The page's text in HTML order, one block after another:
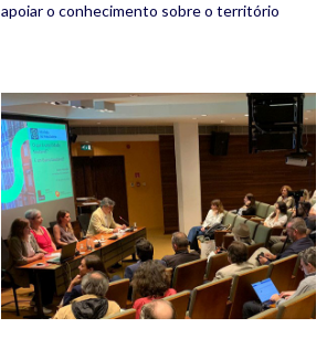
apoiar o conhecimento sobre o território
ciul.jpg